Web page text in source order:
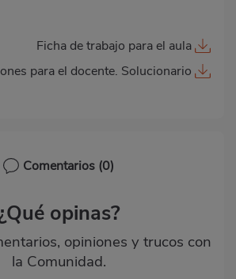
Ficha de trabajo para el aula
para el docente. Solucionario
Comentarios (0)
opinas?
opiniones y trucos con
la Comunidad.